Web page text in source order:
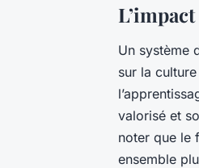
Un système
sur la
valorisé et
noter que le
ensemble